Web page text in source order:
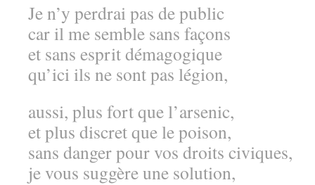
Je n’y perdrai pas de public
car il me semble sans façons
et sans esprit démagogique
qu’ici ils ne sont pas légion,
aussi, plus fort que l’arsenic,
et plus discret que le poison,
sans danger pour vos droits civiques,
je vous suggère une solution,